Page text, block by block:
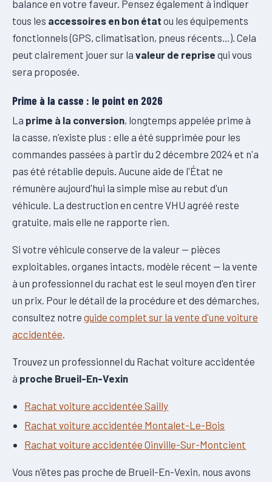
balance en votre faveur. Pensez également à indiquer
tous les accessoires en bon état ou les équipements
fonctionnels (GPS, climatisation, pneus récents…). Cela
peut clairement jouer sur la valeur de reprise qui vous
sera proposée.
Prime à la casse : le point en 2026
La prime à la conversion, longtemps appelée prime à
la casse, n'existe plus : elle a été supprimée pour les
commandes passées à partir du 2 décembre 2024 et n'a
pas été rétablie depuis. Aucune aide de l'État ne
rémunère aujourd'hui la simple mise au rebut d'un
véhicule. La destruction en centre VHU agréé reste
gratuite, mais elle ne rapporte rien.
Si votre véhicule conserve de la valeur — pièces
exploitables, organes intacts, modèle récent — la vente
à un professionnel du rachat est le seul moyen d'en tirer
un prix. Pour le détail de la procédure et des démarches,
consultez notre guide complet sur la vente d'une voiture
accidentée.
Trouvez un professionnel du Rachat voiture accidentée
à proche Brueil-En-Vexin
Rachat voiture accidentée Sailly
Rachat voiture accidentée Montalet-Le-Bois
Rachat voiture accidentée Oinville-Sur-Montcient
Vous n'êtes pas proche de Brueil-En-Vexin, nous avons